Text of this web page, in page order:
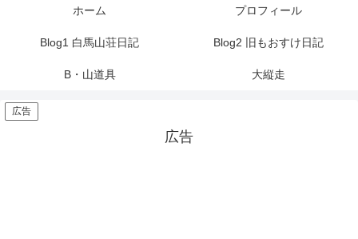
ホーム プロフィール
Blog1 白馬山荘日記 Blog2 旧もおすけ日記
B・山道具 大縦走
広告
広告